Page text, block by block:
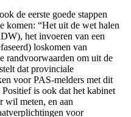
de eerste goede stappen
komen: “Het uit de wet halen
het invoeren van een
loskomen van
randvoorwaarden om uit de
dat provinciale
voor PAS-melders met dit
is ook dat het kabinet
wil meten, en aan
voor